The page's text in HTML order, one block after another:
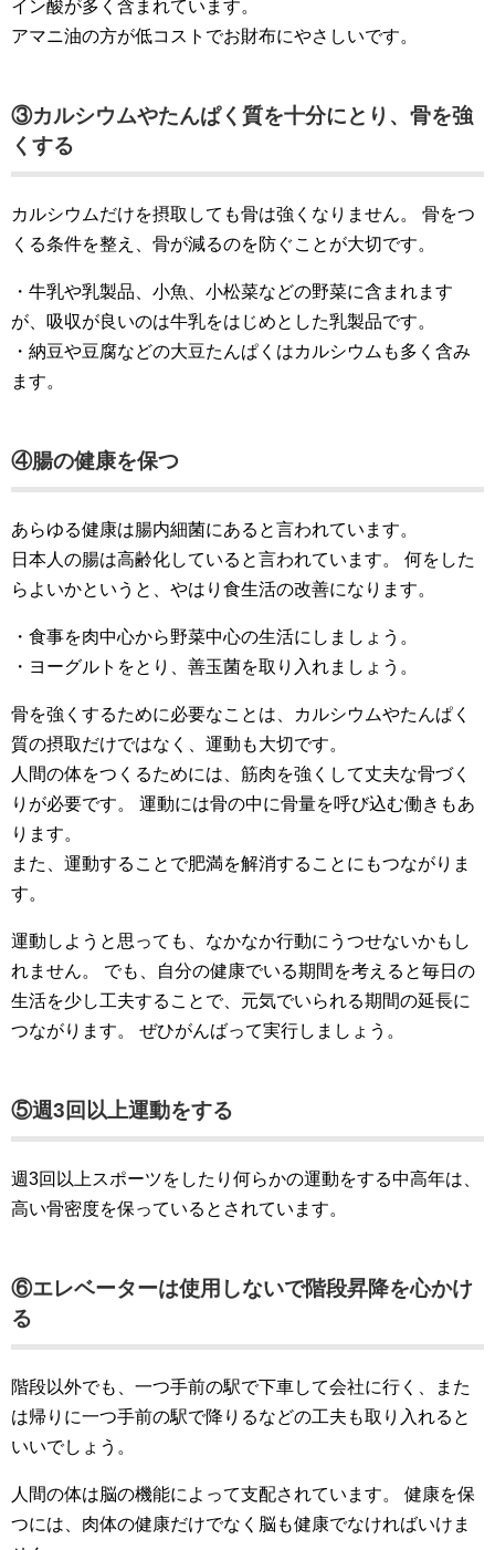
イン酸が多く含まれています。
アマニ油の方が低コストでお財布にやさしいです。
③カルシウムやたんぱく質を十分にとり、骨を強
くする
カルシウムだけを摂取しても骨は強くなりません。 骨をつ
くる条件を整え、骨が減るのを防ぐことが大切です。
・牛乳や乳製品、小魚、小松菜などの野菜に含まれます
が、吸収が良いのは牛乳をはじめとした乳製品です。
・納豆や豆腐などの大豆たんぱくはカルシウムも多く含み
ます。
④腸の健康を保つ
あらゆる健康は腸内細菌にあると言われています。
日本人の腸は高齢化していると言われています。 何をした
らよいかというと、やはり食生活の改善になります。
・食事を肉中心から野菜中心の生活にしましょう。
・ヨーグルトをとり、善玉菌を取り入れましょう。
骨を強くするために必要なことは、カルシウムやたんぱく
質の摂取だけではなく、運動も大切です。
人間の体をつくるためには、筋肉を強くして丈夫な骨づく
りが必要です。 運動には骨の中に骨量を呼び込む働きもあ
ります。
また、運動することで肥満を解消することにもつながりま
す。
運動しようと思っても、なかなか行動にうつせないかもし
れません。 でも、自分の健康でいる期間を考えると毎日の
生活を少し工夫することで、元気でいられる期間の延長に
つながります。 ぜひがんばって実行しましょう。
⑤週3回以上運動をする
週3回以上スポーツをしたり何らかの運動をする中高年は、
高い骨密度を保っているとされています。
⑥エレベーターは使用しないで階段昇降を心かけ
る
階段以外でも、一つ手前の駅で下車して会社に行く、また
は帰りに一つ手前の駅で降りるなどの工夫も取り入れると
いいでしょう。
人間の体は脳の機能によって支配されています。 健康を保
つには、肉体の健康だけでなく脳も健康でなければいけま